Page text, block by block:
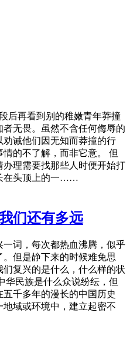
后再看到别的稚嫩青年莽撞
无畏。虽然不含任何侮辱的
诫他们因无知而莽撞的行
的不了解，而非它意。 但
理需要找那些人时便开始打
在头顶上的一……
们还有多远
词，每次都热血沸腾，似乎
但是静下来的时候难免思
复兴的是什么，什么样的状
华民族是什么众说纷纭，但
千多年的漫长的中国历史
域或环境中，建立起密不